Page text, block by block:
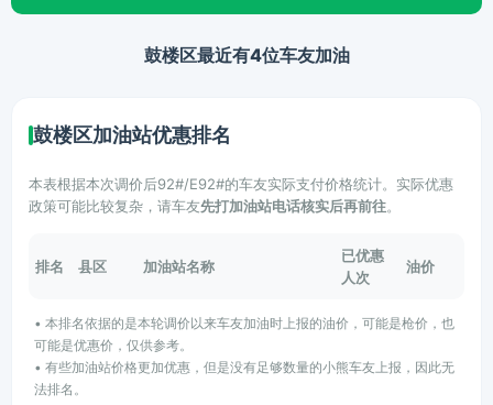
鼓楼区最近有4位车友加油
鼓楼区加油站优惠排名
本表根据本次调价后92#/E92#的车友实际支付价格统计。实际优惠
政策可能比较复杂，请车友先打加油站电话核实后再前往。
排名 县区 加油站名称
已优惠
人次
油价
• 本排名依据的是本轮调价以来车友加油时上报的油价，可能是枪价，也
可能是优惠价，仅供参考。
• 有些加油站价格更加优惠，但是没有足够数量的小熊车友上报，因此无
法排名。